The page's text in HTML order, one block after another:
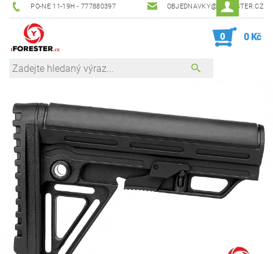
PO-NE 11-19H - 777880397 OBJEDNAVKY@IFORESTER.CZ
0 0 Kč